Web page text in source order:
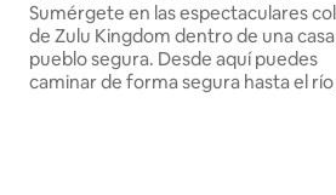
Sumérgete en las espectaculares
de Zulu Kingdom dentro de una
pueblo segura. Desde aquí puedes
caminar de forma segura hasta el